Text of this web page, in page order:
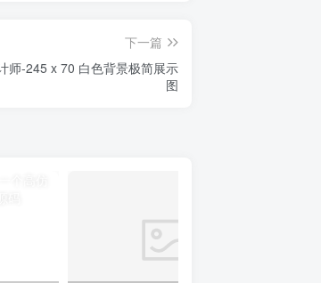
下一篇
师-245 x 70 白色背景极简展示
图